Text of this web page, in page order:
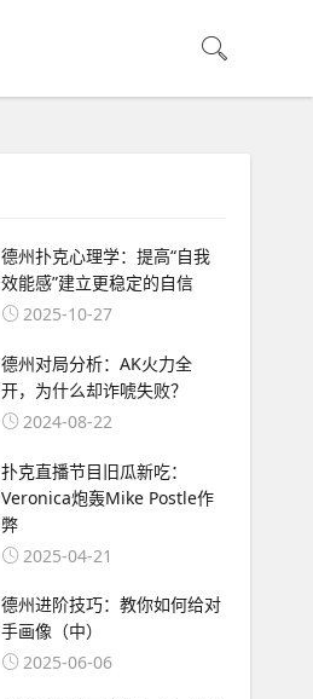
德州扑克心理学：提高“自我
效能感”建立更稳定的自信
2025-10-27
德州对局分析：AK火力全
开，为什么却诈唬失败？
2024-08-22
扑克直播节目旧瓜新吃：
Veronica炮轰Mike Postle作
弊
2025-04-21
德州进阶技巧：教你如何给对
手画像（中）
2025-06-06